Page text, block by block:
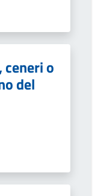
o
del